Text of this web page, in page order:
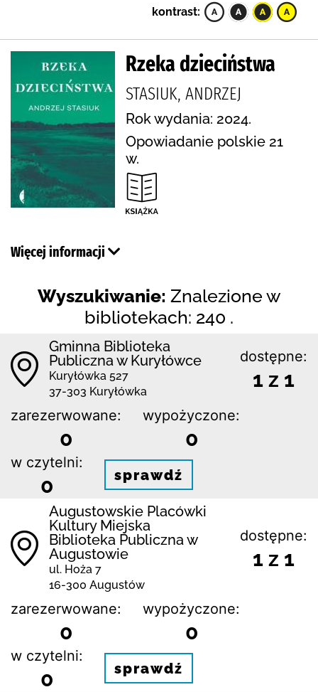
kontrast:
Rzeka dzieciństwa
STASIUK, ANDRZEJ
Rok wydania: 2024.
Opowiadanie polskie 21
w.
Więcej informacji
Wyszukiwanie: Znalezione w
bibliotekach: 240 .
Gminna Biblioteka
Publiczna w Kuryłówce
Kuryłówka 527
37-303 Kuryłówka
dostępne:
1 z 1
zarezerwowane:
0
wypożyczone:
0
w czytelni:
0 sprawdź
Augustowskie Placówki
Kultury Miejska
Biblioteka Publiczna w
Augustowie
ul. Hoża 7
16-300 Augustów
dostępne:
1 z 1
zarezerwowane:
0
wypożyczone:
0
w czytelni:
0 sprawdź